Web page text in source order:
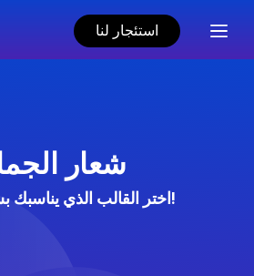
استئجار لنا
شعار
اختر القالب الذي يناسبك بشكل أفضل!